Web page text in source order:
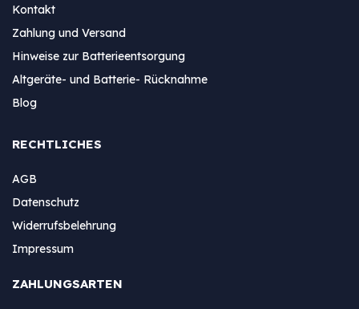
Kontakt
Zahlung und Versand
Hinweise zur Batterieentsorgung
Altgeräte- und Batterie- Rücknahme
Blog
RECHTLICHES
AGB
Datenschutz
Widerrufsbelehrung
Impressum
ZAHLUNGSARTEN